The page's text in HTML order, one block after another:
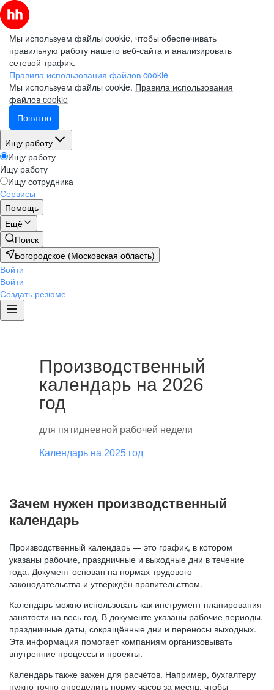
Мы используем файлы cookie, чтобы обеспечивать
правильную работу нашего веб-сайта и анализировать
сетевой трафик.
Правила использования файлов cookie
Мы используем файлы cookie. Правила использования
файлов cookie
Понятно
Ищу работу
Ищу работу
Ищу работу
Ищу сотрудника
Сервисы
Помощь
Ещё
Поиск
Богородское (Московская область)
Войти
Войти
Создать резюме
Производственный
календарь на 2026
год
для пятидневной рабочей недели
Календарь на 2025 год
Зачем нужен производственный
календарь
Производственный календарь — это график, в котором
указаны рабочие, праздничные и выходные дни в течение
года. Документ основан на нормах трудового
законодательства и утверждён правительством.
Календарь можно использовать как инструмент планирования
занятости на весь год. В документе указаны рабочие периоды,
праздничные даты, сокращённые дни и переносы выходных.
Эта информация помогает компаниям организовывать
внутренние процессы и проекты.
Календарь также важен для расчётов. Например, бухгалтеру
нужно точно определить норму часов за месяц, чтобы